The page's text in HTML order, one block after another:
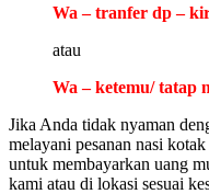
Wa – tranfer dp –
atau
Wa – ketemu/ tatap
Jika Anda tidak nyaman
melayani pesanan nasi
untuk membayarkan uang
kami atau di lokasi sesuai